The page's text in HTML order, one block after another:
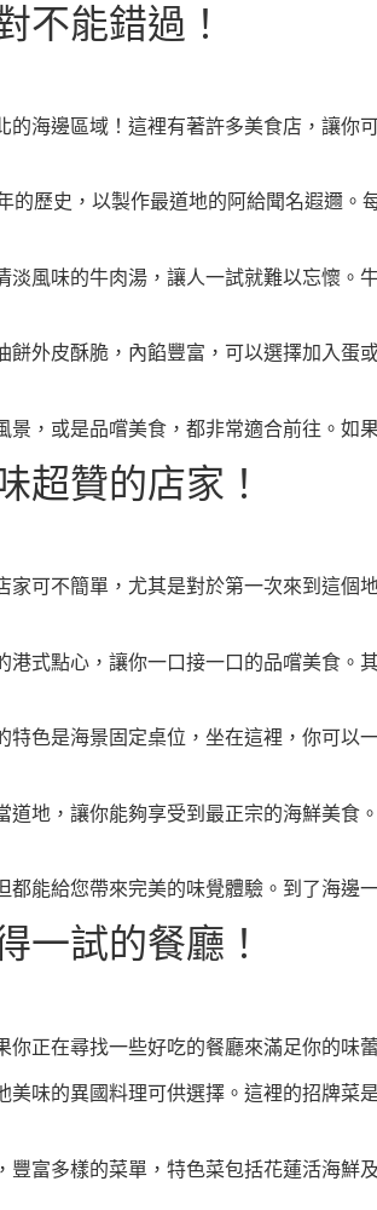
不能錯過！
海邊區域！這裡有著許多美食店，讓你
歷史，以製作最道地的阿給聞名遐邇。
風味的牛肉湯，讓人一試就難以忘懷。
外皮酥脆，內餡豐富，可以選擇加入蛋
，或是品嚐美食，都非常適合前往。如
超贊的店家！
可不簡單，尤其是對於第一次來到這個
式點心，讓你一口接一口的品嚐美食。
色是海景固定桌位，坐在這裡，你可以
地，讓你能夠享受到最正宗的海鮮美食
能給您帶來完美的味覺體驗。到了海邊
一試的餐廳！
正在尋找一些好吃的餐廳來滿足你的味
味的異國料理可供選擇。這裡的招牌菜
富多樣的菜單，特色菜包括花蓮活海鮮